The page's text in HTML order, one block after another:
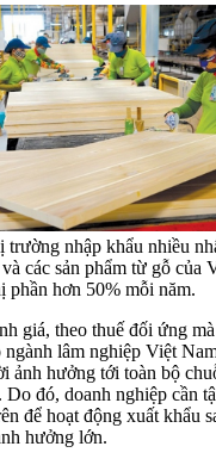
trường nhập khẩu nhiều
các sản phẩm từ gỗ của
phần hơn 50% mỗi năm.
giá, theo thuế đối ứng
ngành lâm nghiệp Việt
ảnh hưởng tới toàn bộ
Do đó, doanh nghiệp cần
để hoạt động xuất khẩu
hưởng lớn.